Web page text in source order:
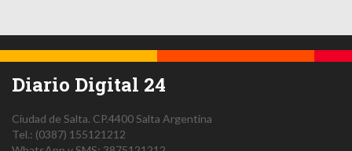
Diario Digital 24
Ciudad de Salta. CP.4400Salta Argentina
Tel.: (0387) 155121212